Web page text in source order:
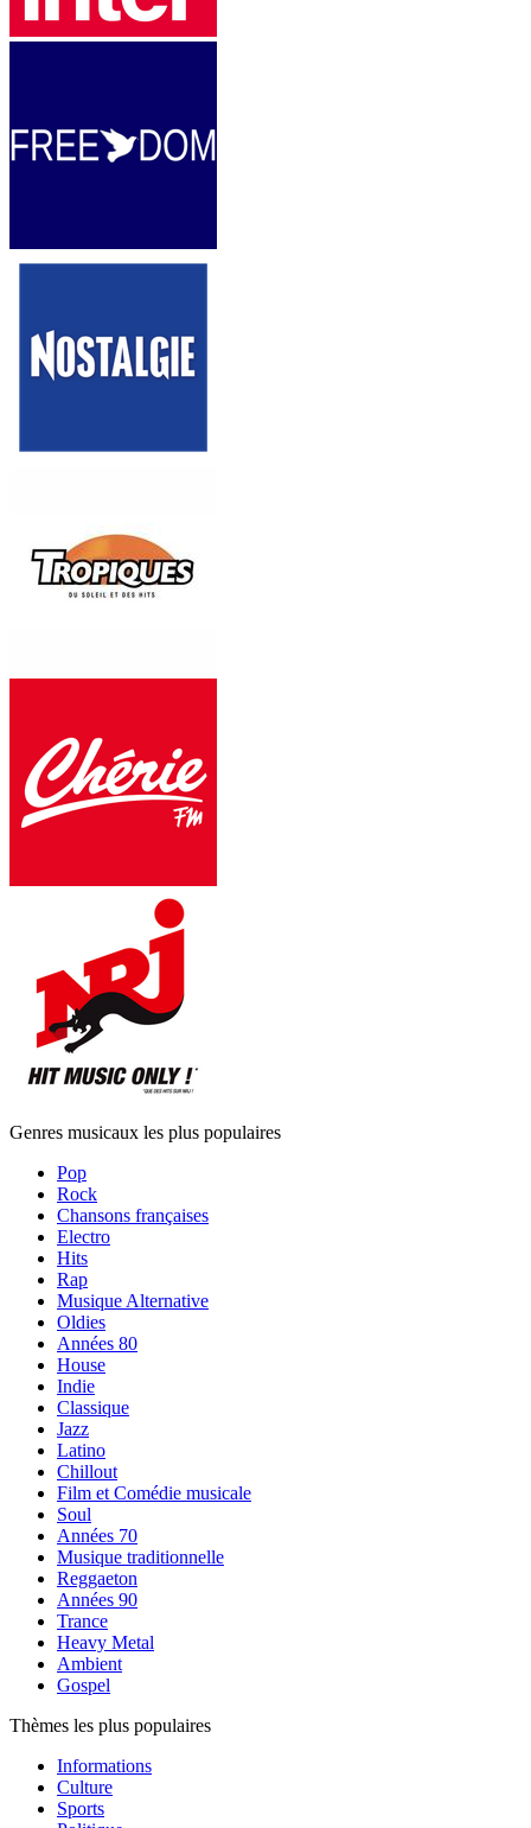
Genres musicaux les plus populaires
Pop
Rock
Chansons françaises
Electro
Hits
Rap
Musique Alternative
Oldies
Années 80
House
Indie
Classique
Jazz
Latino
Chillout
Film et Comédie musicale
Soul
Années 70
Musique traditionnelle
Reggaeton
Années 90
Trance
Heavy Metal
Ambient
Gospel
Thèmes les plus populaires
Informations
Culture
Sports